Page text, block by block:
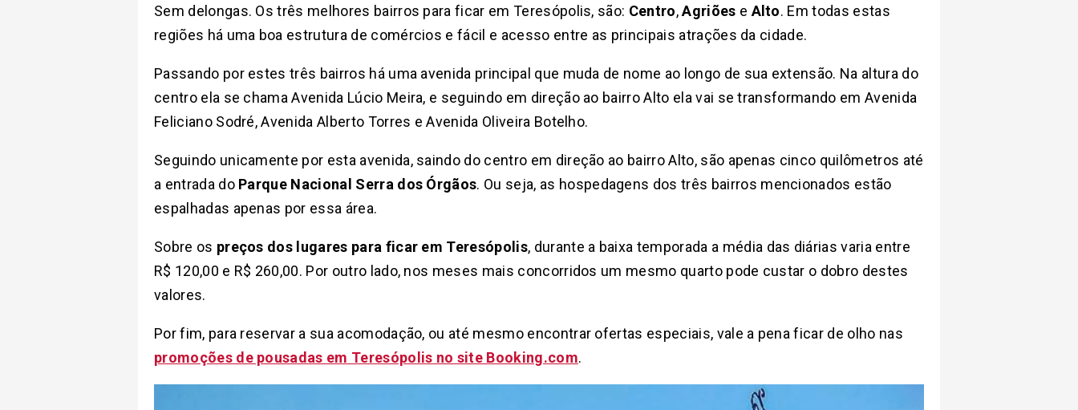
Sem delongas. Os três melhores bairros para ficar em Teresópolis, são: Centro,Agriões e Alto. Em todas estas
regiões há uma boa estrutura de comércios e fácil e acesso entre as principais atrações da cidade.
Passando por estes três bairros há uma avenida principal que muda de nome ao longo de sua extensão. Na altura do
centro ela se chama Avenida Lúcio Meira, e seguindo em direção ao bairro Alto ela vai se transformando em Avenida
Feliciano Sodré, Avenida Alberto Torres e Avenida Oliveira Botelho.
Seguindo unicamente por esta avenida, saindo do centro em direção ao bairro Alto, são apenas cinco quilômetros até
a entrada do Parque Nacional Serra dos Órgãos. Ou seja, as hospedagens dos três bairros mencionados estão
espalhadas apenas por essa área.
Sobre os preços dos lugares para ficar em Teresópolis, durante a baixa temporada a média das diárias varia entre
R$ 120,00 e R$ 260,00. Por outro lado, nos meses mais concorridos um mesmo quarto pode custar o dobro destes
valores.
Por fim, para reservar a sua acomodação, ou até mesmo encontrar ofertas especiais, vale a pena ficar de olho nas
promoções de pousadas em Teresópolis no site Booking.com.